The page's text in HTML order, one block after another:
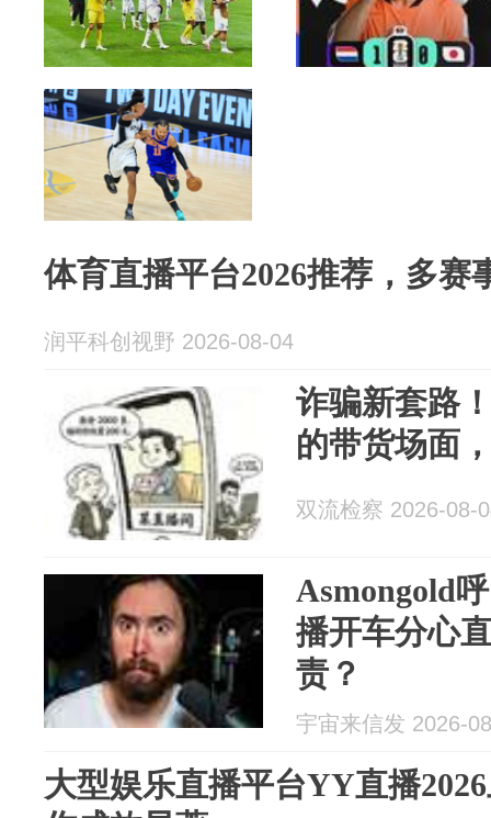
体育直播平台2026推荐，多赛
润平科创视野 2026-08-04
诈骗新套路
的带货场面
双流检察 2026-08-
Asmongold
播开车分心
责？
宇宙来信发 2026-
大型娱乐直播平台YY直播